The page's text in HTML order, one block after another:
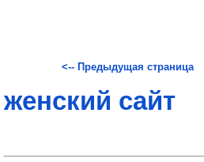
<-- Предыдущая страница
женский сайт